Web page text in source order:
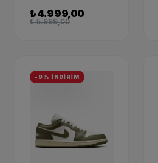
₺ 4.999,00
₺ 5.999,00
-9% İNDİRİM